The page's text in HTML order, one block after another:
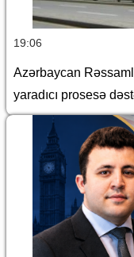
19:06
Azərbaycan
yaradıcı prosesə